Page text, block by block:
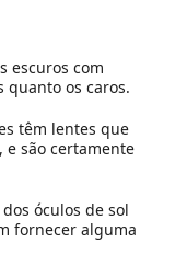
escuros com
quanto os caros.
têm lentes que
e são certamente
óculos de sol
fornecer alguma